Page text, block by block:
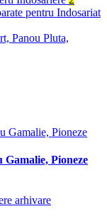
pentru Indosariat
Panou Pluta,
Pioneze